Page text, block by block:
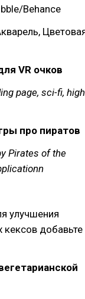
Behance
VR очков
page, sci-fi,
про пиратов
Pirates of the
улучшения
кексов добавьте